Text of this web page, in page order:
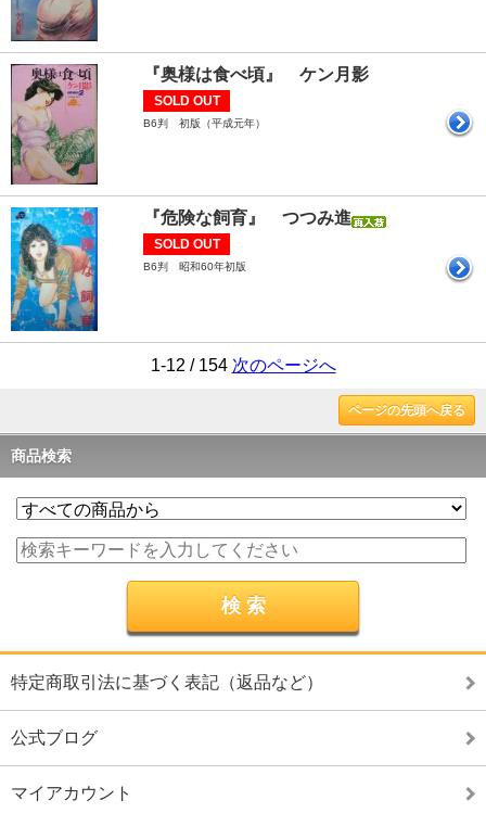
『奥様は食べ頃』 ケン月影
SOLD OUT
B6判 初版（平成元年）
『危険な飼育』 つつみ進
SOLD OUT
B6判 昭和60年初版
1-12 / 154 次のページへ
ページの先頭へ戻る
商品検索
特定商取引法に基づく表記（返品など）
公式ブログ
マイアカウント